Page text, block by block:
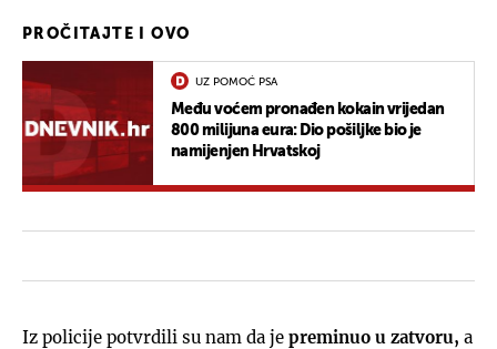
PROČITAJTE I OVO
UZ POMOĆ PSA
Među voćem pronađen kokain vrijedan
800 milijuna eura: Dio pošiljke bio je
namijenjen Hrvatskoj
Iz policije potvrdili su nam da je preminuo u zatvoru, a